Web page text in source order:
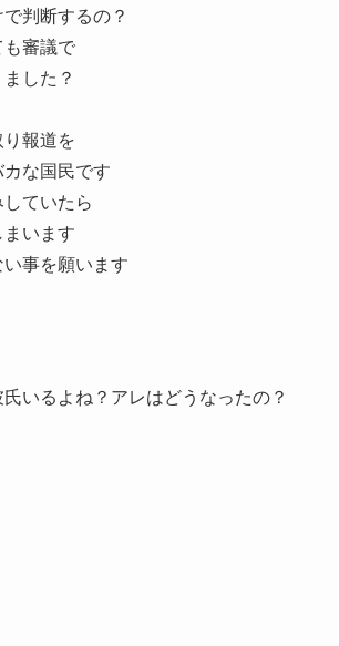
判断するの？
も審議で
した？
り報道を
な国民です
ていたら
まいます
事を願います
いるよね？アレはどうなったの？